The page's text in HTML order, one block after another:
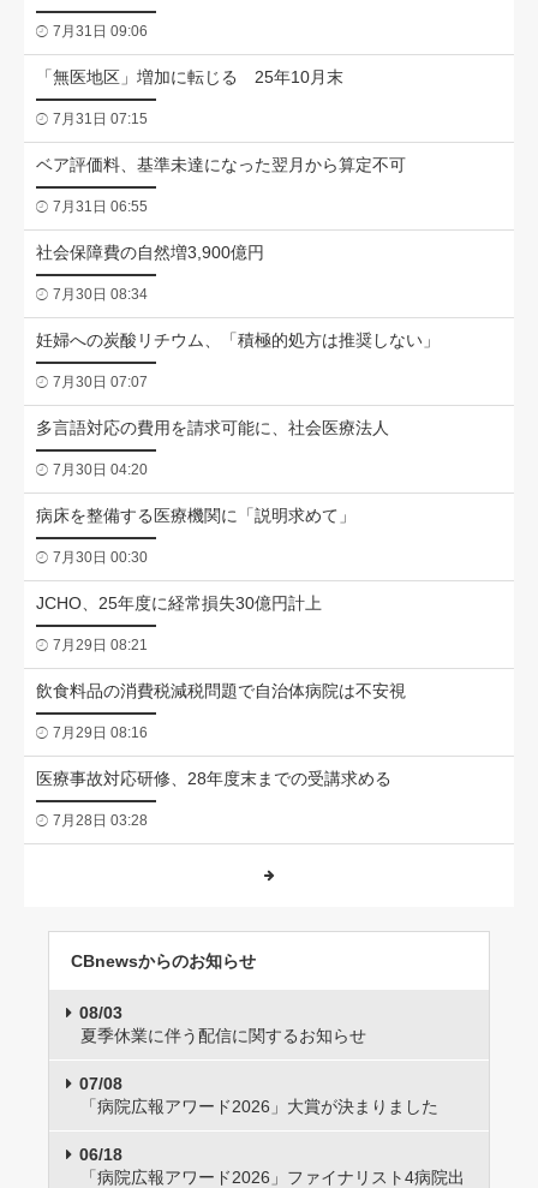
7月31日 09:06
「無医地区」増加に転じる 25年10月末
7月31日 07:15
ベア評価料、基準未達になった翌月から算定不可
7月31日 06:55
社会保障費の自然増3,900億円
7月30日 08:34
妊婦への炭酸リチウム、「積極的処方は推奨しない」
7月30日 07:07
多言語対応の費用を請求可能に、社会医療法人
7月30日 04:20
病床を整備する医療機関に「説明求めて」
7月30日 00:30
JCHO、25年度に経常損失30億円計上
7月29日 08:21
飲食料品の消費税減税問題で自治体病院は不安視
7月29日 08:16
医療事故対応研修、28年度末までの受講求める
7月28日 03:28
CBnewsからのお知らせ
08/03
夏季休業に伴う配信に関するお知らせ
07/08
「病院広報アワード2026」大賞が決まりました
06/18
「病院広報アワード2026」ファイナリスト4病院出